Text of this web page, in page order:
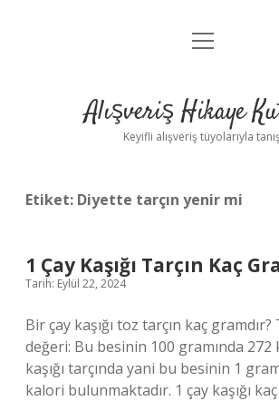
Anasayfa
Yasal Uyarı
menüyü
Alışveriş Hikaye
Keyifli alışveriş tüyolarıyla
Etiket: Diyette tarçın yenir mi
1 Çay Kaşığı Tarçın Kaç
Tarih: Eylül 22, 2024
Bir çay kaşığı toz tarçın kaç gramdır?
değeri: Bu besinin 100 gramında 272
kaşığı tarçında yani bu besinin 1
kalori bulunmaktadır. 1 çay kaşığı